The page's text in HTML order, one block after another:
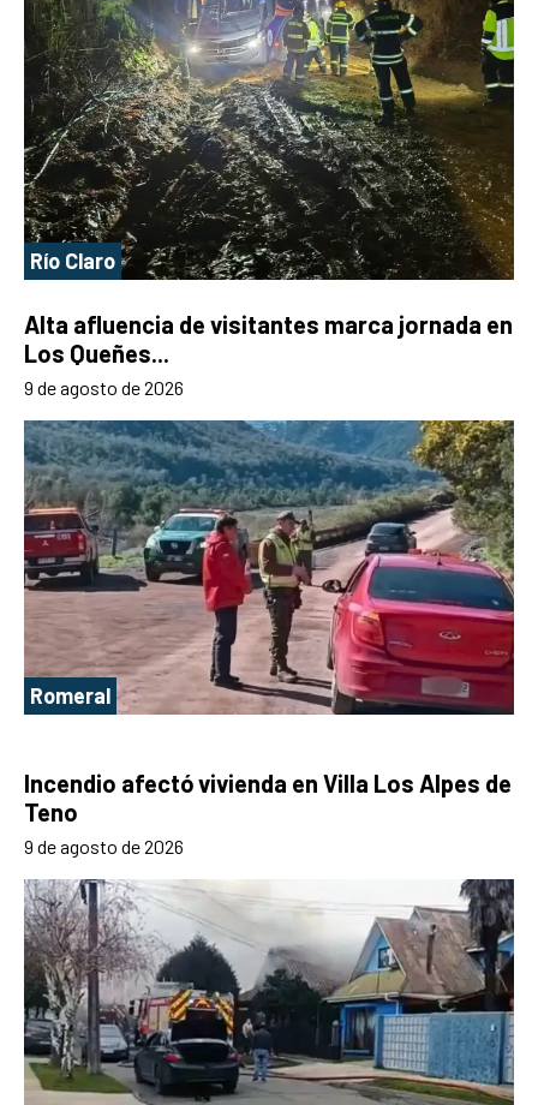
Río Claro
Alta afluencia de visitantes marca jornada en
Los Queñes...
9 de agosto de 2026
Romeral
Incendio afectó vivienda en Villa Los Alpes de
Teno
9 de agosto de 2026